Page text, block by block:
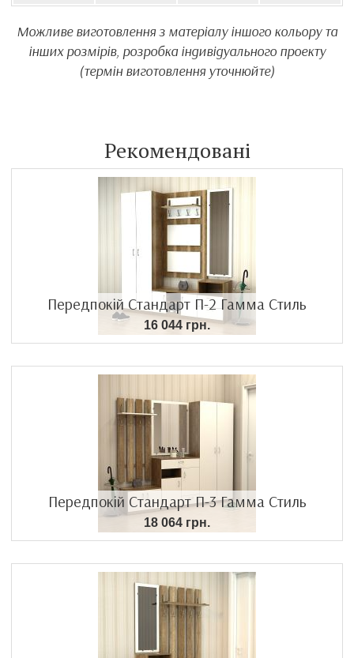
Можливе виготовлення з матеріалу іншого кольору та
інших розмірів, розробка індивідуального проекту
(термін виготовлення уточнюйте)
Рекомендовані
Передпокій Стандарт П-2 Гамма Стиль
16 044 грн.
Передпокій Стандарт П-3 Гамма Стиль
18 064 грн.